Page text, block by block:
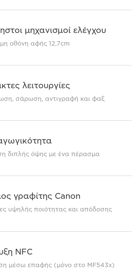
μηχανισμοί ελέγχου
οθόνη αφής 12,7cm
λειτουργίες
σάρωση, αντιγραφή και φαξ
διπλής όψης με ένα πέρασμα
γραφίτης Canon
υψηλής ποιότητας και απόδοσης
NFC
μέσω επαφής (μόνο στο MF543x)